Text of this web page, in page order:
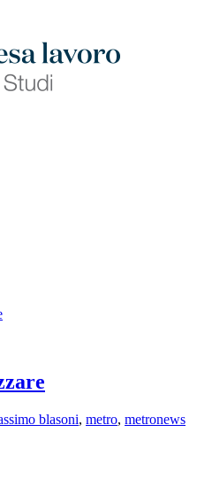
blasoni, metro, metronews